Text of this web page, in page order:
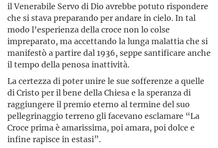
il Venerabile Servo di Dio avrebbe potuto rispondere
che si stava preparando per andare in cielo. In tal
modo l’esperienza della croce non lo colse
impreparato, ma accettando la lunga malattia che si
manifestò a partire dal 1936, seppe santificare anche
il tempo della penosa inattività.
La certezza di poter unire le sue sofferenze a quelle
di Cristo per il bene della Chiesa e la speranza di
raggiungere il premio eterno al termine del suo
pellegrinaggio terreno gli facevano esclamare “La
Croce prima è amarissima, poi amara, poi dolce e
infine rapisce in estasi”.